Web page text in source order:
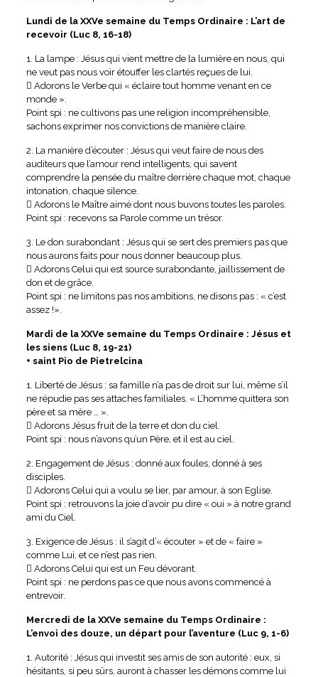
Lundi de la XXVe semaine du Temps Ordinaire : L’art de
recevoir (Luc 8, 16-18)
1. La lampe : Jésus qui vient mettre de la lumière en nous, qui
ne veut pas nous voir étouffer les clartés reçues de lui.
 Adorons le Verbe qui « éclaire tout homme venant en ce
monde ».
Point spi : ne cultivons pas une religion incompréhensible,
sachons exprimer nos convictions de manière claire.
2. La manière d’écouter : Jésus qui veut faire de nous des
auditeurs que l’amour rend intelligents, qui savent
comprendre la pensée du maître derrière chaque mot, chaque
intonation, chaque silence.
 Adorons le Maître aimé dont nous buvons toutes les paroles.
Point spi : recevons sa Parole comme un trésor.
3. Le don surabondant : Jésus qui se sert des premiers pas que
nous aurons faits pour nous donner beaucoup plus.
 Adorons Celui qui est source surabondante, jaillissement de
don et de grâce.
Point spi : ne limitons pas nos ambitions, ne disons pas : « c’est
assez !».
Mardi de la XXVe semaine du Temps Ordinaire : Jésus et
les siens (Luc 8, 19-21)
+ saint Pio de Pietrelcina
1. Liberté de Jésus : sa famille n’a pas de droit sur lui, même s’il
ne répudie pas ses attaches familiales. « L’homme quittera son
père et sa mère … ».
 Adorons Jésus fruit de la terre et don du ciel.
Point spi : nous n’avons qu’un Père, et il est au ciel.
2. Engagement de Jésus : donné aux foules, donné à ses
disciples.
 Adorons Celui qui a voulu se lier, par amour, à son Eglise.
Point spi : retrouvons la joie d’avoir pu dire « oui » à notre grand
ami du Ciel.
3. Exigence de Jésus : il s’agit d’« écouter » et de « faire »
comme Lui, et ce n’est pas rien.
 Adorons Celui qui est un Feu dévorant.
Point spi : ne perdons pas ce que nous avons commencé à
entrevoir.
Mercredi de la XXVe semaine du Temps Ordinaire :
L’envoi des douze, un départ pour l’aventure (Luc 9, 1-6)
1. Autorité : Jésus qui investit ses amis de son autorité : eux, si
hésitants, si peu sûrs, auront à chasser les démons comme lui